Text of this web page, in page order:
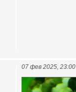
07 фев 2025, 23:00